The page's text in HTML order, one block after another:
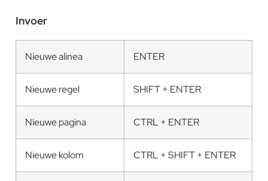
Invoer
Nieuwe alinea ENTER
Nieuwe regel SHIFT + ENTER
Nieuwe pagina CTRL + ENTER
Nieuwe kolom CTRL + SHIFT + ENTER